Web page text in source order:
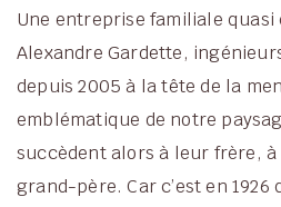
Une entreprise familiale
Alexandre Gardette,
depuis 2005 à la tête de la
emblématique de notre
succèdent alors à leur frère,
grand-père. Car c’est en